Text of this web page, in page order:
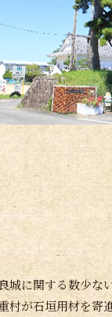
城に関する数少な
村が石垣用材を寄